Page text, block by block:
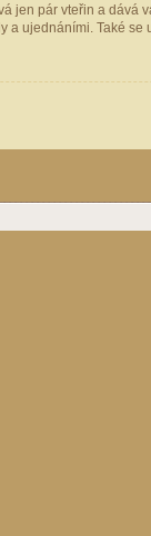
jen pár vteřin a dává
ujednáními. Také